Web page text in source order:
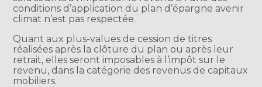
conditions d’application du plan d’épargne avenir
climat n’est pas respectée.
Quant aux plus-values de cession de titres
réalisées après la clôture du plan ou après leur
retrait, elles seront imposables à l’impôt sur le
revenu, dans la catégorie des revenus de capitaux
mobiliers.